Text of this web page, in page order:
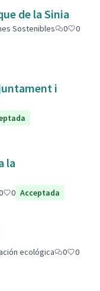
de la Sinia
Sostenibles 0
0
i
la
0 Acceptada
ecológica 0
0